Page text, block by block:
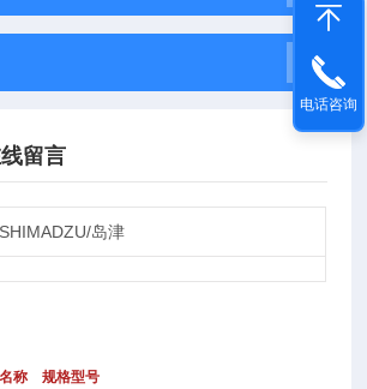
留言
SHIMADZU/岛津
称
规格型号
电话咨询